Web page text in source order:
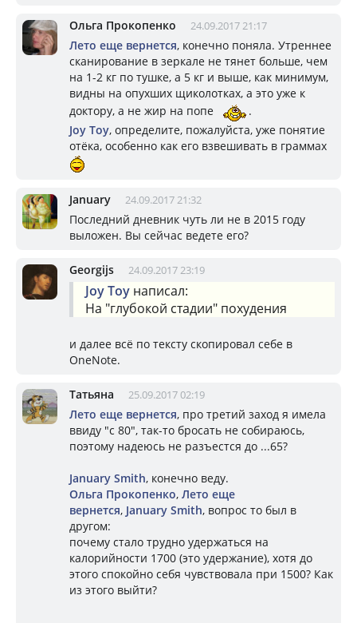
Ольга Прокопенко 24.09.2017 21:17
Лето еще вернется, конечно поняла. Утреннее
сканирование в зеркале не тянет больше, чем
на 1-2 кг по тушке, а 5 кг и выше, как минимум,
видны на опухших щиколотках, а это уже к
доктору, а не жир на попе
.
Joy Toy, определите, пожалуйста, уже понятие
отёка, особенно как его взвешивать в граммах
January 24.09.2017 21:32
Последний дневник чуть ли не в 2015 году
выложен. Вы сейчас ведете его?
Georgijs 24.09.2017 23:19
Joy Toy написал:
На "глубокой стадии" похудения
и далее всё по тексту скопировал себе в
OneNote.
Татьяна 25.09.2017 02:19
Лето еще вернется, про третий заход я имела
ввиду "с 80", так-то бросать не собираюсь,
поэтому надеюсь не разъестся до ...65?
January Smith, конечно веду.
Ольга Прокопенко, Лето еще
вернется, January Smith, вопрос то был в
другом:
почему стало трудно удержаться на
калорийности 1700 (это удержание), хотя до
этого спокойно себя чувствовала при 1500? Как
из этого выйти?